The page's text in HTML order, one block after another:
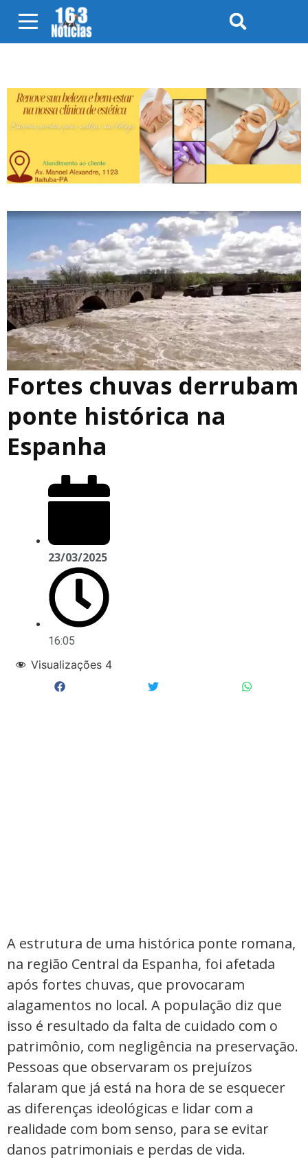
Fortes chuvas derrubam
ponte histórica na
Espanha
23/03/2025
16:05
Visualizações 4
A estrutura de uma histórica ponte romana,
na região Central da Espanha, foi afetada
após fortes chuvas, que provocaram
alagamentos no local. A população diz que
isso é resultado da falta de cuidado com o
patrimônio, com negligência na preservação.
Pessoas que observaram os prejuízos
falaram que já está na hora de se esquecer
as diferenças ideológicas e lidar com a
realidade com bom senso, para se evitar
danos patrimoniais e perdas de vida.